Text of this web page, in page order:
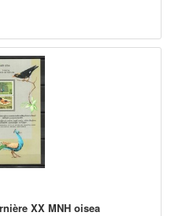
XX MNH oisea